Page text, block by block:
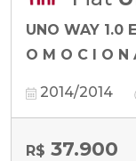
UNO WAY 1.0
O M O C I O N
2014/2014
R$ 37.900